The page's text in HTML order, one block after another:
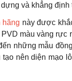
và khẳng
hãng này được
màu vàng
những mẫu
nên diện mạo